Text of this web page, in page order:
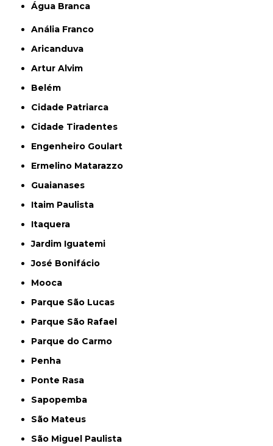
Água Branca
Anália Franco
Aricanduva
Artur Alvim
Belém
Cidade Patriarca
Cidade Tiradentes
Engenheiro Goulart
Ermelino Matarazzo
Guaianases
Itaim Paulista
Itaquera
Jardim Iguatemi
José Bonifácio
Mooca
Parque São Lucas
Parque São Rafael
Parque do Carmo
Penha
Ponte Rasa
Sapopemba
São Mateus
São Miguel Paulista